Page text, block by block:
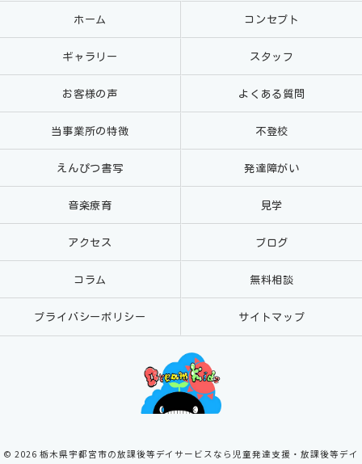
ホーム コンセプト
ギャラリー スタッフ
お客様の声 よくある質問
当事業所の特徴 不登校
えんぴつ書写 発達障がい
音楽療育 見学
アクセス ブログ
コラム 無料相談
プライバシーポリシー サイトマップ
© 2026 栃木県宇都宮市の放課後等デイサービスなら児童発達支援・放課後等デイ